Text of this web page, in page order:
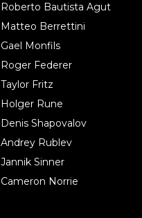
Roberto Bautista Agut
Matteo Berrettini
Gael Monfils
Roger Federer
Taylor Fritz
Holger Rune
Denis Shapovalov
Andrey Rublev
Jannik Sinner
Cameron Norrie